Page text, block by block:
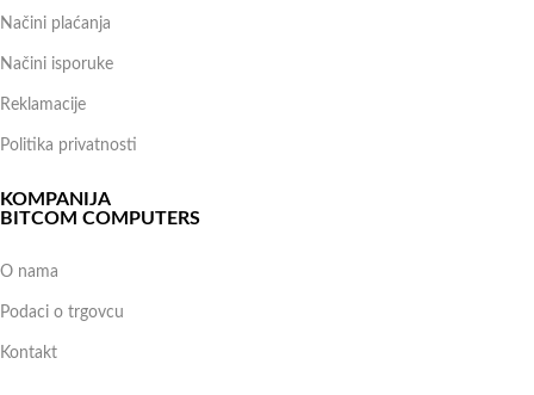
Načini plaćanja
Načini isporuke
Reklamacije
Politika privatnosti
KOMPANIJA
BITCOM COMPUTERS
O nama
Podaci o trgovcu
Kontakt